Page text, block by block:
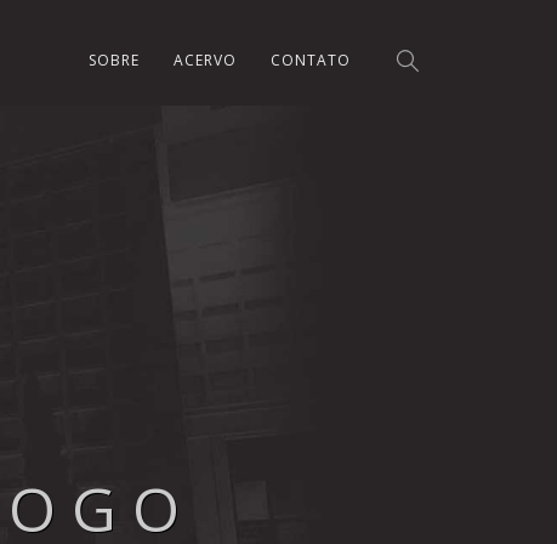
SOBRE ACERVO CONTATO